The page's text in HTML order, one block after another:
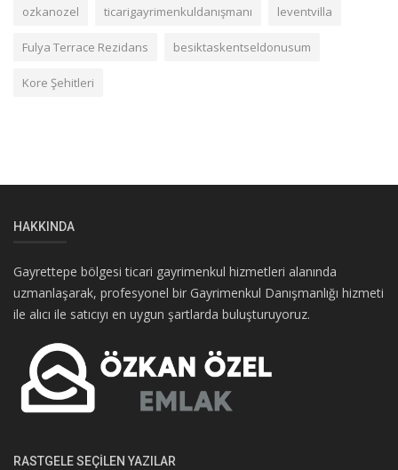
ozkanozel ticarigayrimenkuldanışmanı leventvilla
Fulya Terrace Rezidans besiktaskentseldonusum
Kore Şehitleri
HAKKINDA
Gayrettepe bölgesi ticari gayrimenkul hizmetleri alanında
uzmanlaşarak, profesyonel bir Gayrimenkul Danışmanlığı hizmeti
ile alıcı ile satıcıyı en uygun şartlarda buluşturuyoruz.
RASTGELE SEÇILEN YAZILAR